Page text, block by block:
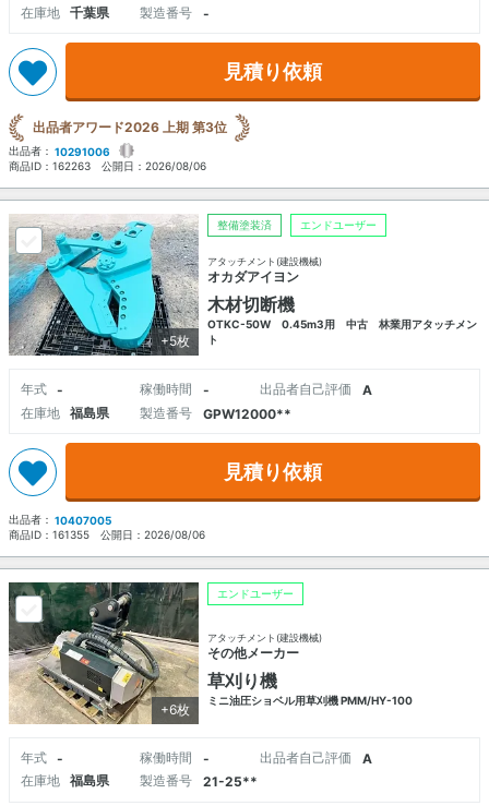
在庫地 千葉県 製造番号 -
見積り依頼
出品者アワード2026 上期 第3位
出品者： 10291006
商品ID： 162263 公開日： 2026/08/06
+5枚
整備塗装済 エンドユーザー
アタッチメント(建設機械)
オカダアイヨン
木材切断機
OTKC-50W 0.45m3用 中古 林業用アタッチメン
ト
年式 - 稼働時間 - 出品者自己評価
A
在庫地
福島県 製造番号 GPW12000**
見積り依頼
出品者： 10407005
商品ID： 161355 公開日： 2026/08/06
+6枚
エンドユーザー
アタッチメント(建設機械)
その他メーカー
草刈り機
ミニ油圧ショベル用草刈機 PMM/HY-100
年式 - 稼働時間 - 出品者自己評価
A
在庫地
福島県 製造番号 21-25**